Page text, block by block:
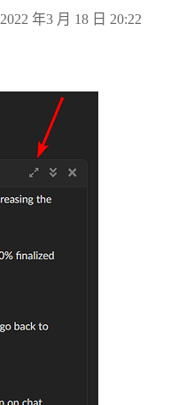
2022 年3 月 18 日 20:22